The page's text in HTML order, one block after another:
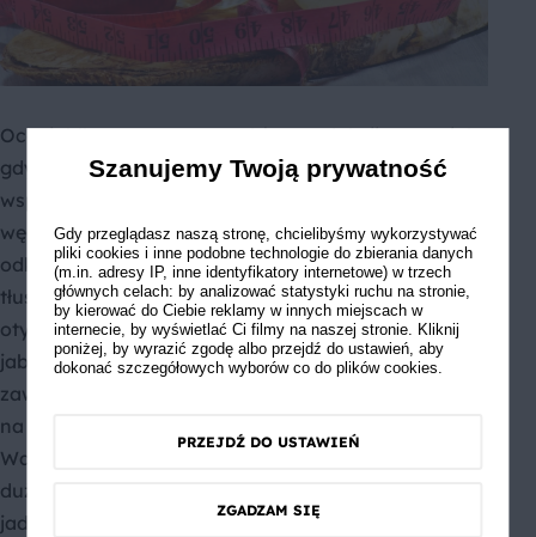
Ocet jabłkowy pomoaga także w redukcji masy ciała,
gdyż zwiększa on odczucie sytości. W połączeniu ze
wspomnianym wyżej działaniem na gospodarkę
węglowodanami, produkt ten zmniejsza stopień
odkładania się tłuszczu w adipocytach – komórkach
tłuszczowych. Badania przeprowadzone wśród osób
otyłych wykazały, że codzienne stosowanie octu
jabłkowego doprowadza do polepszenia poziomu
zawartości triglicerydów we krwi i korzystnie wpływa
na zawartości tkanki tłuszczowej w organizmie.
Warto jednak zaznaczyć, że masa ciała zależy w
dużej mierze od całościowego spojrzenia na
jadłospis oraz od uprawianej aktywności fizycznej, a
Szanujemy Twoją prywatność
Gdy przeglądasz naszą stronę, chcielibyśmy wykorzystywać
pliki cookies i inne podobne technologie do zbierania danych
(m.in. adresy IP, inne identyfikatory internetowe) w trzech
głównych celach: by analizować statystyki ruchu na stronie,
by kierować do Ciebie reklamy w innych miejscach w
internecie, by wyświetlać Ci filmy na naszej stronie. Kliknij
poniżej, by wyrazić zgodę albo przejdź do ustawień, aby
dokonać szczegółowych wyborów co do plików cookies.
PRZEJDŹ DO USTAWIEŃ
ZGADZAM SIĘ